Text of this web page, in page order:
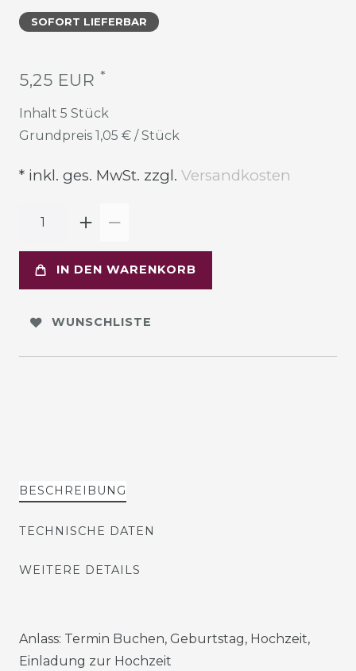
SOFORT LIEFERBAR
5,25 EUR *
Inhalt 5 Stück
Grundpreis 1,05 € / Stück
* inkl. ges. MwSt. zzgl. Versandkosten
IN DEN WARENKORB
WUNSCHLISTE
BESCHREIBUNG
TECHNISCHE DATEN
WEITERE DETAILS
Anlass: Termin Buchen, Geburtstag, Hochzeit,
Einladung zur Hochzeit